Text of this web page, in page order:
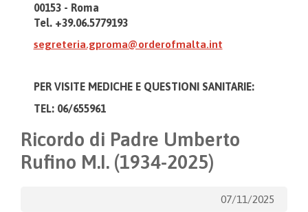
00153 - Roma
Tel. +39.06.5779193
segreteria.gproma@orderofmalta.int
PER VISITE MEDICHE E QUESTIONI SANITARIE:
TEL: 06/655961
Ricordo di Padre Umberto
Rufino M.I. (1934-2025)
07/11/2025